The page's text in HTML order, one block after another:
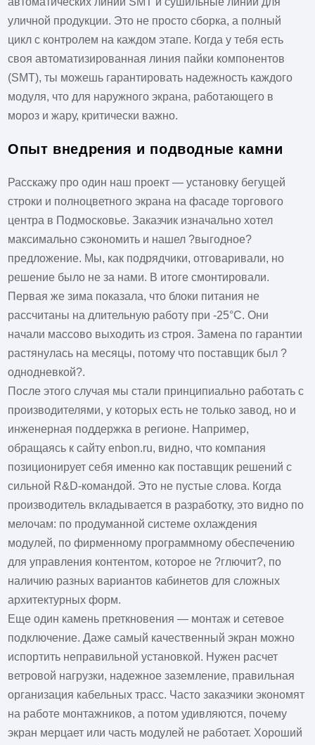
уличной продукции. Это не просто сборка, а полный
цикл с контролем на каждом этапе. Когда у тебя есть
своя автоматизированная линия пайки компонентов
(SMT), ты можешь гарантировать надежность каждого
модуля, что для наружного экрана, работающего в
мороз и жару, критически важно.
Опыт внедрения и подводные камни
Расскажу про один наш проект — установку бегущей
строки и полноцветного экрана на фасаде торгового
центра в Подмосковье. Заказчик изначально хотел
максимально сэкономить и нашел ?выгодное?
предложение. Мы, как подрядчики, отговаривали, но
решение было не за нами. В итоге смонтировали.
Первая же зима показала, что блоки питания не
рассчитаны на длительную работу при -25°C. Они
начали массово выходить из строя. Замена по гарантии
растянулась на месяцы, потому что поставщик был ?
однодневкой?.
После этого случая мы стали принципиально работать с
производителями, у которых есть не только завод, но и
инженерная поддержка в регионе. Например,
обращаясь к сайтуenbon.ru, видно, что компания
позиционирует себя именно как поставщик решений с
сильной R&D-командой. Это не пустые слова. Когда
производитель вкладывается в разработку, это видно по
мелочам: по продуманной системе охлаждения
модулей, по фирменному программному обеспечению
для управления контентом, которое не ?глючит?, по
наличию разных вариантов кабинетов для сложных
архитектурных форм.
Еще один камень преткновения — монтаж и сетевое
подключение. Даже самый качественный экран можно
испортить неправильной установкой. Нужен расчет
ветровой нагрузки, надежное заземление, правильная
организация кабельных трасс. Часто заказчики экономят
на работе монтажников, а потом удивляются, почему
экран мерцает или часть модулей не работает. Хороший